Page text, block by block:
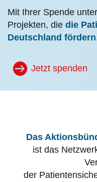
Mit Ihrer Spende
Projekten, die die
Deutschland fördern
Jetzt spenden
Das
ist das
der